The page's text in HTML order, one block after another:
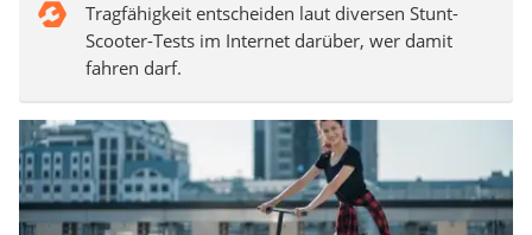
Tragfähigkeit entscheiden laut diversen Stunt-
Scooter-Tests im Internet darüber, wer damit
fahren darf.